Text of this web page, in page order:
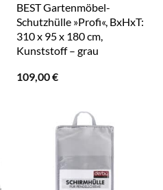
BEST Gartenmöbel-
Schutzhülle »Profi«, BxHxT:
310 x 95 x 180 cm,
Kunststoff – grau
109,00€